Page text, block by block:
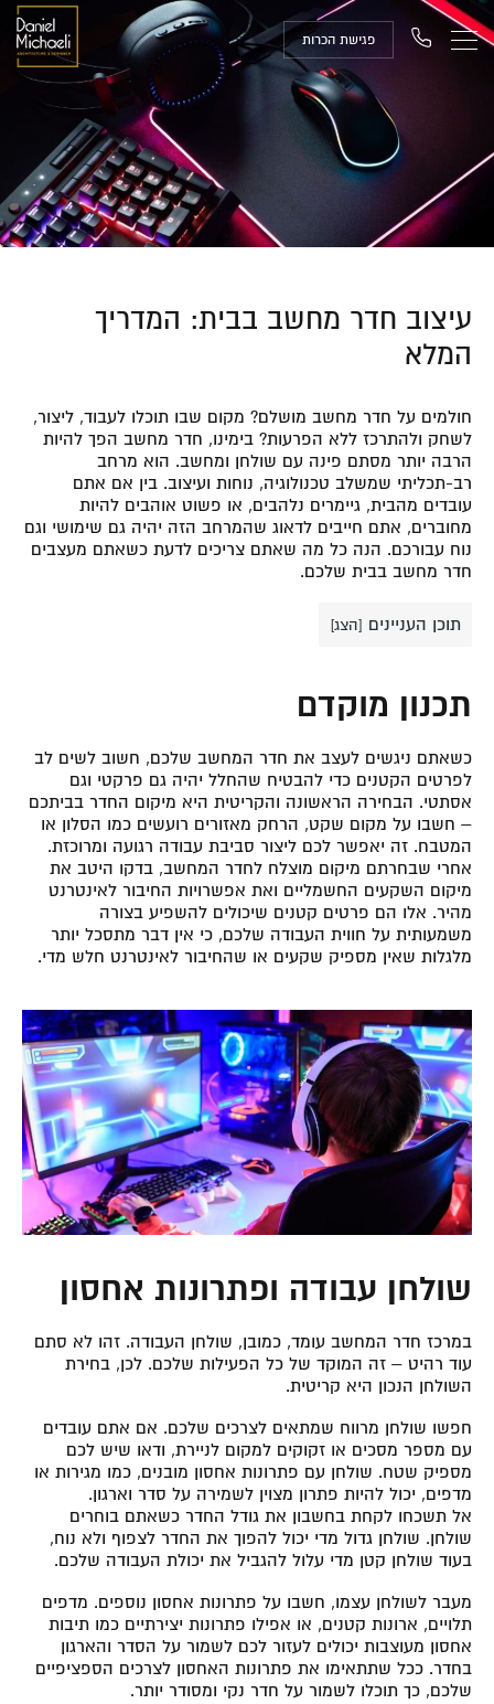
פגישת הכרות
עיצוב חדר מחשב בבית: המדריך
המלא
חולמים על חדר מחשב מושלם? מקום שבו תוכלו לעבוד, ליצור,
לשחק ולהתרכז ללא הפרעות? בימינו, חדר מחשב הפך להיות
הרבה יותר מסתם פינה עם שולחן ומחשב. הוא מרחב
רב-תכליתי שמשלב טכנולוגיה, נוחות ועיצוב. בין אם אתם
עובדים מהבית, גיימרים נלהבים, או פשוט אוהבים להיות
מחוברים, אתם חייבים לדאוג שהמרחב הזה יהיה גם שימושי וגם
נוח עבורכם. הנה כל מה שאתם צריכים לדעת כשאתם מעצבים
חדר מחשב בבית שלכם.
תוכן העניינים [הצג]
תכנון מוקדם
כשאתם ניגשים לעצב את חדר המחשב שלכם, חשוב לשים לב
לפרטים הקטנים כדי להבטיח שהחלל יהיה גם פרקטי וגם
אסתטי. הבחירה הראשונה והקריטית היא מיקום החדר בביתכם
– חשבו על מקום שקט, הרחק מאזורים רועשים כמו הסלון או
המטבח. זה יאפשר לכם ליצור סביבת עבודה רגועה ומרוכזת.
אחרי שבחרתם מיקום מוצלח לחדר המחשב, בדקו היטב את
מיקום השקעים החשמליים ואת אפשרויות החיבור לאינטרנט
מהיר. אלו הם פרטים קטנים שיכולים להשפיע בצורה
משמעותית על חווית העבודה שלכם, כי אין דבר מתסכל יותר
מלגלות שאין מספיק שקעים או שהחיבור לאינטרנט חלש מדי.
שולחן עבודה ופתרונות אחסון
במרכז חדר המחשב עומד, כמובן, שולחן העבודה. זהו לא סתם
עוד רהיט – זה המוקד של כל הפעילות שלכם. לכן, בחירת
השולחן הנכון היא קריטית.
חפשו שולחן מרווח שמתאים לצרכים שלכם. אם אתם עובדים
עם מספר מסכים או זקוקים למקום לניירת, ודאו שיש לכם
מספיק שטח. שולחן עם פתרונות אחסון מובנים, כמו מגירות או
מדפים, יכול להיות פתרון מצוין לשמירה על סדר וארגון.
אל תשכחו לקחת בחשבון את גודל החדר כשאתם בוחרים
שולחן. שולחן גדול מדי יכול להפוך את החדר לצפוף ולא נוח,
בעוד שולחן קטן מדי עלול להגביל את יכולת העבודה שלכם.
מעבר לשולחן עצמו, חשבו על פתרונות אחסון נוספים. מדפים
תלויים, ארונות קטנים, או אפילו פתרונות יצירתיים כמו תיבות
אחסון מעוצבות יכולים לעזור לכם לשמור על הסדר והארגון
בחדר. ככל שתתאימו את פתרונות האחסון לצרכים הספציפיים
שלכם, כך תוכלו לשמור על חדר נקי ומסודר יותר.